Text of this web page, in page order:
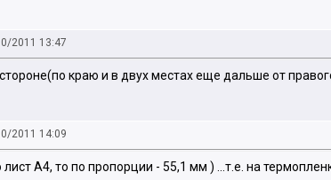
2011 13:47
краю и в двух местах еще дальше от
2011 14:09
лист А4, то по пропорции - 55,1 мм ) ...т.е. на